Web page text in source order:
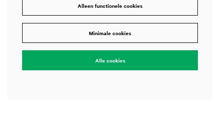
Alleen functionele cookies
Minimale cookies
Alle cookies